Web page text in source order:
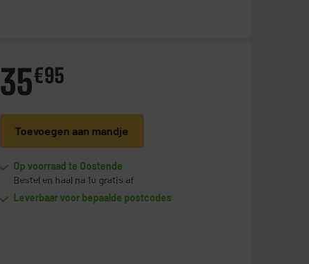
35€95
Toevoegen aan mandje
Op voorraad te Oostende
Bestel en haal na 1u gratis af
Leverbaar voor bepaalde postcodes